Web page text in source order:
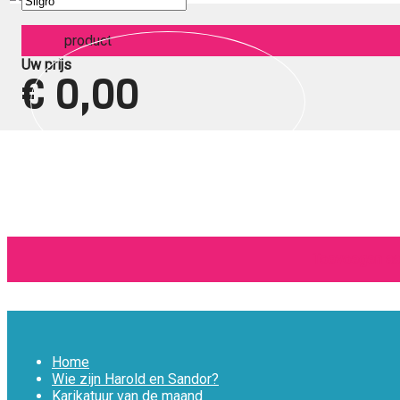
product
Uw prijs
€ 0,00
Home
Wie zijn Harold en Sandor?
Karikatuur van de maand